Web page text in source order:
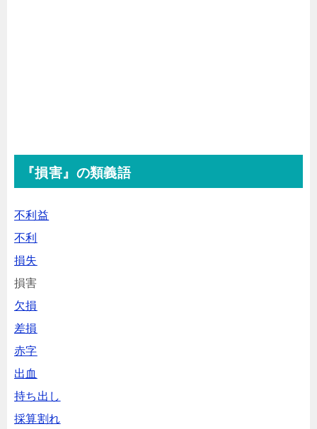
『損害』の類義語
不利益
不利
損失
損害
欠損
差損
赤字
出血
持ち出し
採算割れ